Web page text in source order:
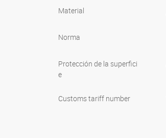
Material
Norma
Protección de la superfici
e
Customs tariff number